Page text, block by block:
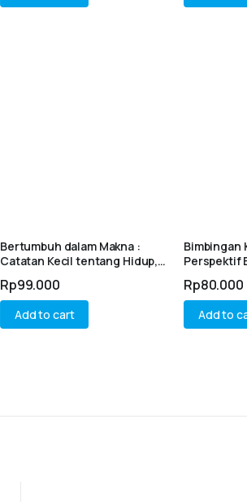
Bertumbuh dalam Makna :
Catatan Kecil tentang Hidup,
Rp99.000
Add to cart
Bimbingan
Perspektif
Rp80.000
Add to